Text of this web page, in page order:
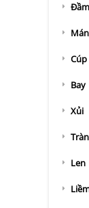
Bay
Xủi
Tràn
Len